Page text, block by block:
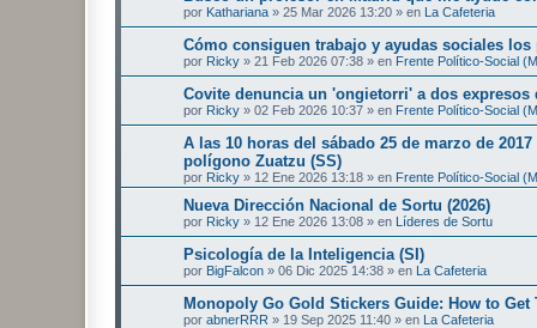
por Kathariana » 25 Mar 2026 13:20 » en La Cafeteria
Cómo consiguen trabajo y ayudas sociales los
por Ricky » 21 Feb 2026 07:38 » en Frente Político-Social
Covite denuncia un 'ongietorri' a dos expresos
por Ricky » 02 Feb 2026 10:37 » en Frente Político-Social
A las 10 horas del sábado 25 de marzo de
polígono Zuatzu (SS)
por Ricky » 12 Ene 2026 13:18 » en Frente Político-Social
Nueva Dirección Nacional de Sortu (2026)
por Ricky » 12 Ene 2026 13:08 » en Líderes de Sortu
Psicología de la Inteligencia (SI)
por BigFalcon » 06 Dic 2025 14:38 » en La Cafeteria
Monopoly Go Gold Stickers Guide: How to
por abnerRRR » 19 Sep 2025 11:40 » en La Cafeteria